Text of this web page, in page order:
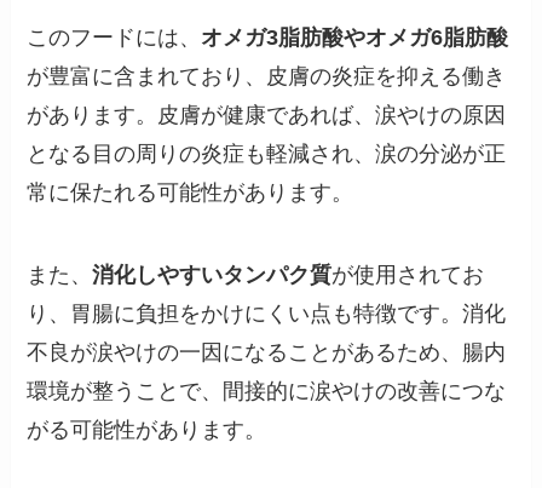
このフードには、 オメガ3脂肪酸やオメガ6脂肪酸
が豊富に含まれており、皮膚の炎症を抑える働き
があります。皮膚が健康であれば、涙やけの原因
となる目の周りの炎症も軽減され、涙の分泌が正
常に保たれる可能性があります。
また、消化しやすいタンパク質が使用されてお
り、胃腸に負担をかけにくい点も特徴です。消化
不良が涙やけの一因になることがあるため、腸内
環境が整うことで、間接的に涙やけの改善につな
がる可能性があります。